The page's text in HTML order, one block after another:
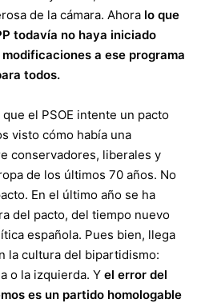
de la cámara. Ahora lo que
todavía no haya iniciado
a ese programa
todos.
el PSOE intente un pacto
visto cómo había una
conservadores, liberales y
de los últimos 70 años. No
En el último año se ha
del pacto, del tiempo nuevo
española. Pues bien, llega
la cultura del bipartidismo:
o la izquierda. Y el error del
es un partido homologable